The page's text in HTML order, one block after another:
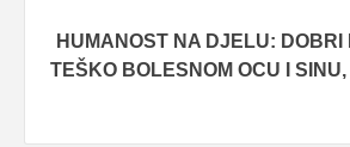
HUMANOST NA DJELU: DOBRI
TEŠKO BOLESNOM OCU I